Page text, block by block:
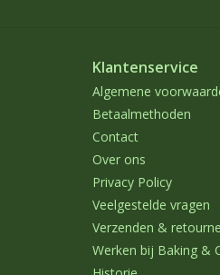
Klantenservice
Algemene
Betaalmethoden
Contact
Over ons
Privacy Policy
Veelgestelde vragen
Verzenden &
Werken bij Baking &